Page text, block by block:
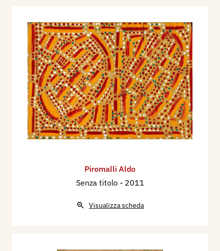
Piromalli Aldo
Senza titolo - 2011
Visualizza scheda